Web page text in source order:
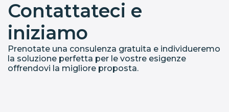
Contattateci e
iniziamo
Prenotate una consulenza gratuita e individueremo
la soluzione perfetta per le vostre esigenze
offrendovi la migliore proposta.